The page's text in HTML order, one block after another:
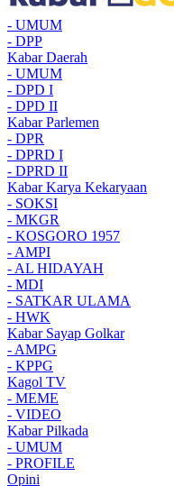
- UMUM
- DPP
Kabar Daerah
- UMUM
- DPD I
- DPD II
Kabar Parlemen
- DPR
- DPRD I
- DPRD II
Kabar Karya Kekaryaan
- SOKSI
- MKGR
- KOSGORO 1957
- AMPI
- AL HIDAYAH
- MDI
- SATKAR ULAMA
- HWK
Kabar Sayap Golkar
- AMPG
- KPPG
Kagol TV
- MEME
- VIDEO
Kabar Pilkada
- UMUM
- PROFILE
Opini